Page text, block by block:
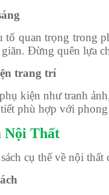
tố quan trọng trong
Đừng quên lựa
trang trí
kiện như tranh
phù hợp với
Nội Thất
cụ thể về nội thất